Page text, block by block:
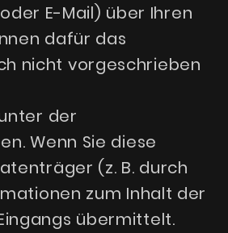
E-Mail) über Ihren
dafür das
nicht vorgeschrieben
der
Wenn Sie diese
(z. B. durch
zum Inhalt der
übermittelt.